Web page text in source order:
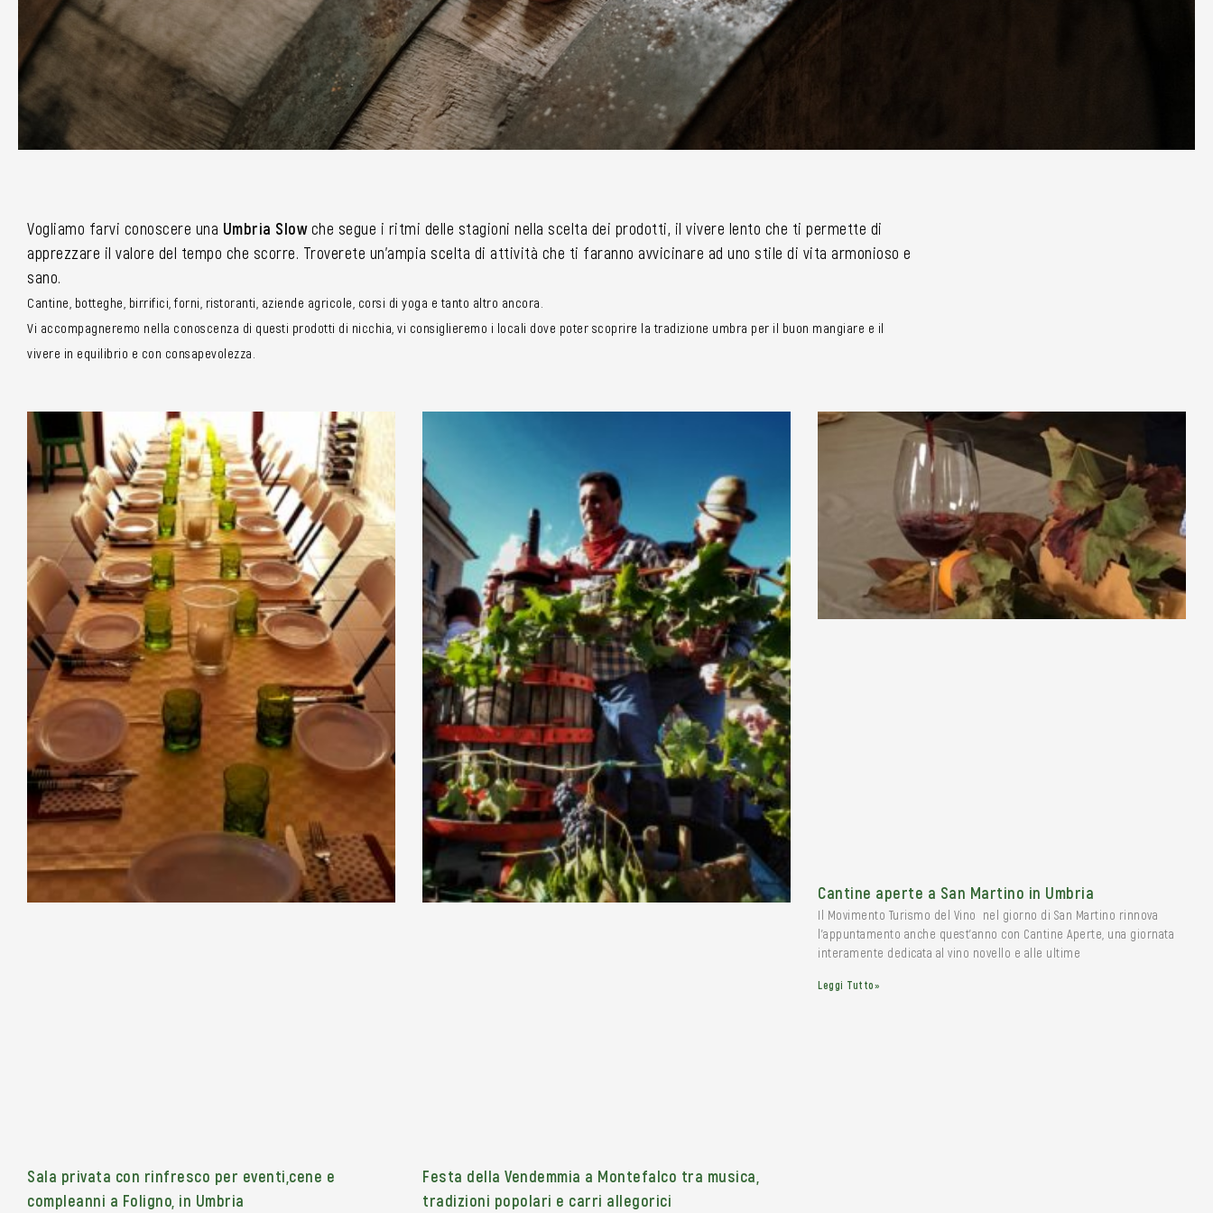
Vogliamo farvi conoscere una Umbria Slowche segue i ritmi delle stagioni nella scelta dei prodotti, il vivere lento che ti permette di
apprezzare il valore del tempo che scorre. Troverete un’ampia scelta di attività che ti faranno avvicinare ad uno stile di vita armonioso e
sano.
Cantine, botteghe, birrifici, forni, ristoranti, aziende agricole, corsi di yoga e tanto altro ancora.
Vi accompagneremo nella conoscenza di questi prodotti di nicchia, vi consiglieremo i locali dove poter scoprire la tradizione umbra per il buon mangiare e il
vivere in equilibrio e con consapevolezza.
Sala privata con rinfresco per eventi,cene e
compleanni a Foligno, in Umbria
Festa della Vendemmia a Montefalco tra musica,
tradizioni popolari e carri allegorici
Cantine aperte a San Martino in Umbria
Il Movimento Turismo del Vino nel giorno di San Martino rinnova
l’appuntamento anche quest’anno con Cantine Aperte, una giornata
interamente dedicata al vino novello e alle ultime
Leggi Tutto»